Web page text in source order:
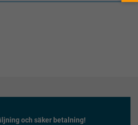
och säker betalning!